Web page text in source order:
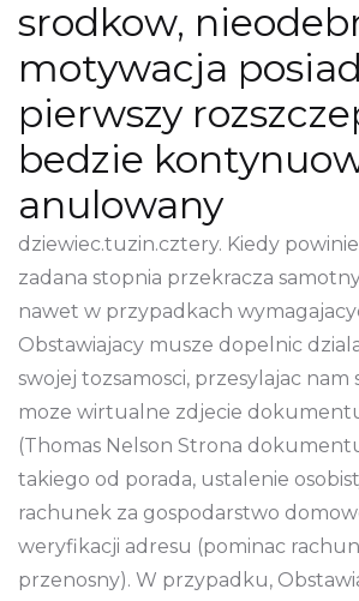
srodkow,
motywacja
pierwszy
bedzie
anulowany
dziewiec.tuzin.cztery. Kiedy
zadana stopnia przekracza
nawet w przypadkach
Obstawiajacy musze dopelnic
swojej tozsamosci, przesylajac
moze wirtualne zdjecie
(Thomas Nelson Strona
takiego od porada, ustalenie
rachunek za gospodarstwo
weryfikacji adresu (pominac
przenosny). W przypadku,